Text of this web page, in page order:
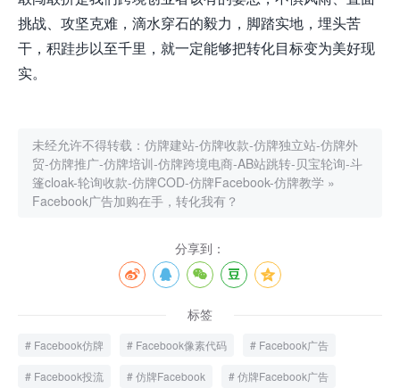
挑战、攻坚克难，滴水穿石的毅力，脚踏实地，埋头苦
干，积跬步以至千里，就一定能够把转化目标变为美好现
实。
未经允许不得转载： 仿牌建站-仿牌收款-仿牌独立站-仿牌外
贸-仿牌推广-仿牌培训-仿牌跨境电商-AB站跳转-贝宝轮询-斗
篷cloak-轮询收款-仿牌COD-仿牌Facebook-仿牌教学 »
Facebook广告加购在手，转化我有？
分享到：
标签
Facebook仿牌 Facebook像素代码 Facebook广告
Facebook投流 仿牌Facebook 仿牌Facebook广告